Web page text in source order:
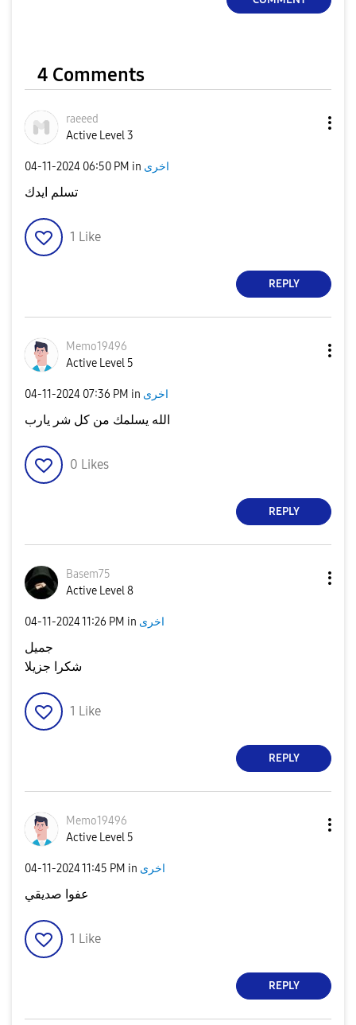
4 Comments
raeeed
Active Level 3
‎04-11-2024 06:50 PM in اخرى
تسلم ايدك
1 Like
REPLY
Memo19496
Active Level 5
‎04-11-2024 07:36 PM in اخرى
الله يسلمك من كل شر يارب
0 Likes
REPLY
Basem75
Active Level 8
‎04-11-202411:26 PM in اخرى
جميل
شكرا جزيلا
1 Like
REPLY
Memo19496
Active Level 5
‎04-11-202411:45 PM in اخرى
عفوا صديقي
1 Like
REPLY